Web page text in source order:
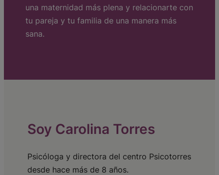
una maternidad más plena y relacionarte con
tu pareja y tu familia de una manera más
sana.
Soy Carolina Torres
Psicóloga y directora del centro Psicotorres
desde hace más de 8 años.